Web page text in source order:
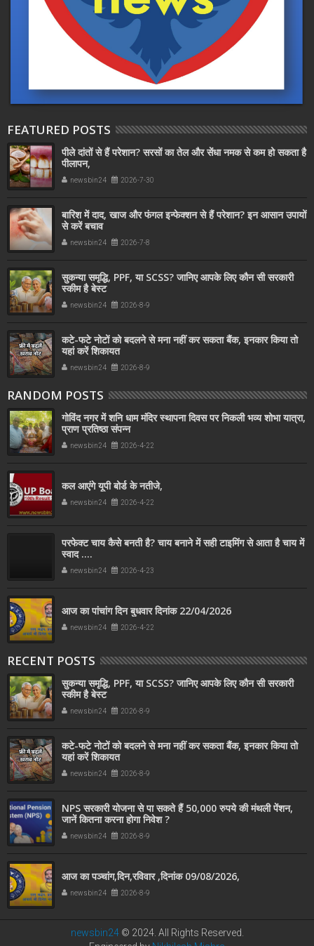
FEATURED POSTS
पीले दांतों से हैं परेशान? सरसों का तेल और सेंधा नमक से कम हो सकता है
पीलापन,
newsbin24 2026-7-30
बारिश में दाद, खाज और फंगल इन्फेक्शन से हैं परेशान? इन आसान उपायों
से करें बचाव
newsbin24 2026-7-8
सुकन्या समृद्धि, PPF, या SCSS? जानिए आपके लिए कौन सी सरकारी
स्कीम है बेस्ट
newsbin24 2026-8-9
कटे-फटे नोटों को बदलने से मना नहीं कर सकता बैंक, इनकार किया तो
यहां करें शिकायत
newsbin24 2026-8-9
RANDOM POSTS
गोविंद नगर में शनि धाम मंदिर स्थापना दिवस पर निकली भव्य शोभा यात्रा,
प्राण प्रतिष्ठा संपन्न
newsbin24 2026-4-22
कल आएंगे यूपी बोर्ड के नतीजे,
newsbin24 2026-4-22
परफेक्ट चाय कैसे बनती है? चाय बनाने में सही टाइमिंग से आता है चाय में
स्वाद ....
newsbin24 2026-4-23
आज का पांचांग दिन बुधवार दिनांक 22/04/2026
newsbin24 2026-4-22
RECENT POSTS
सुकन्या समृद्धि, PPF, या SCSS? जानिए आपके लिए कौन सी सरकारी
स्कीम है बेस्ट
newsbin24 2026-8-9
कटे-फटे नोटों को बदलने से मना नहीं कर सकता बैंक, इनकार किया तो
यहां करें शिकायत
newsbin24 2026-8-9
NPS सरकारी योजना से पा सकते हैं 50,000 रुपये की मंथली पेंशन,
जानें कितना करना होगा निवेश ?
newsbin24 2026-8-9
आज का पञ्चांग,दिन,रविवार ,दिनांक 09/08/2026,
newsbin24 2026-8-9
newsbin24© 2024. All Rights Reserved.